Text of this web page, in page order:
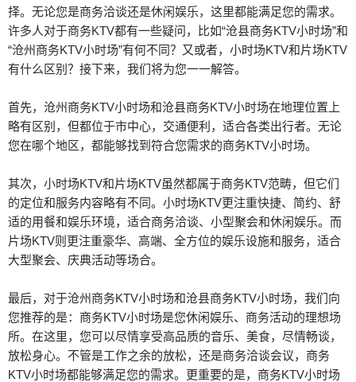
择。无论您是商务洽谈还是休闲娱乐，这里都能满足您的需求。
许多人对于商务KTV都有一些疑问，比如“沧县商务KTV小时场”和
“沧州商务KTV小时场”有何不同？又或者，小时场KTV和片场KTV
有什么区别？接下来，我们将为您一一解答。
首先，沧州商务KTV小时场和沧县商务KTV小时场在地理位置上
略有区别，但都位于市中心，交通便利，适合各类出行者。无论
您在哪个地区，都能够找到符合您需求的商务KTV小时场。
其次，小时场KTV和片场KTV虽然都属于商务KTV范畴，但它们
的定位和服务内容略有不同。小时场KTV更注重快捷、简约、舒
适的用餐和娱乐环境，适合商务洽谈、小型聚会和休闲娱乐。而
片场KTV则更注重豪华、高端、全方位的娱乐设施和服务，适合
大型聚会、庆典活动等场合。
最后，对于沧州商务KTV小时场和沧县商务KTV小时场，我们向
您推荐的是：商务KTV小时场是您休闲娱乐、商务活动的理想场
所。在这里，您可以尽情享受高品质的音乐、美食，尽情畅谈，
放松身心。不管是工作之余的放松，还是商务洽谈会议，商务
KTV小时场都能够满足您的需求。更重要的是，商务KTV小时场